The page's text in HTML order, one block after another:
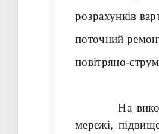
розрахунків
поточний
повітряно-
На
мережі,